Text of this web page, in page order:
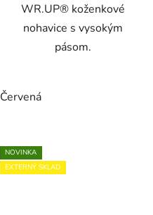
WR.UP® koženkové
nohavice s vysokým
pásom.
Červená
NOVINKA
EXTERNÝ SKLAD